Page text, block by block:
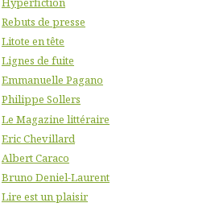
Rebuts de presse
Litote en tête
Lignes de fuite
Emmanuelle Pagano
Philippe Sollers
Le Magazine littéraire
Eric Chevillard
Albert Caraco
Bruno Deniel-Laurent
Lire est un plaisir